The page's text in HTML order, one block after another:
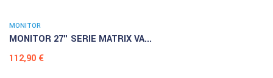
MONITOR
MONITOR 27" SERIE MATRIX VA...
Prezzo
112,90 €